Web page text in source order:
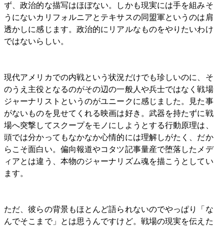
ず、政治的な描写はほぼない。しかも現実には手を組みそ
うにないカリフォルニアとテキサスの同盟軍というのは肩
透かしに感じます。政治的にリアルなものをやりたいわけ
ではないらしい。
現代アメリカでの内戦という状況だけでも珍しいのに、そ
のうえ主役となるのがその辺の一般人や兵士ではなく戦場
ジャーナリストというのがユニークに感じました。見た事
がないものを見せてくれる映画は好き。武器を持たずに戦
場へ突撃してスクープをモノにしようとする行動原理は、
頭では分かってもなかなか心情的には理解しがたく、だか
らこそ面白い。偏向報道やコタツ記事量産で堕落したメデ
ィアとは違う、本物のジャーナリズム魂を描こうとしてい
ます。
ただ、彼らの背景もほとんど語られないのでやっぱり「な
んでそこまで」とは思うんですけど。戦場の現実を伝えた